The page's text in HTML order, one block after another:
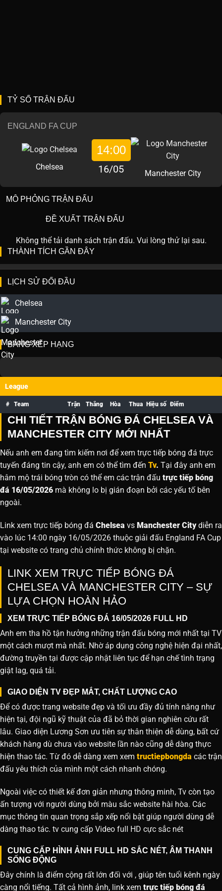
TỶ SỐ TRẬN ĐẤU
ENGLAND FA CUP
Chelsea
14:00
16/05 Manchester City
MÔ PHỎNG TRẬN ĐẤU
ĐỀ XUẤT TRẬN ĐẤU
Không thể tải danh sách trận đấu. Vui lòng thử lại sau.
THÀNH TÍCH GẦN ĐÂY
LỊCH SỬ ĐỐI ĐẦU
Chelsea
Manchester City
BẢNG XẾP HẠNG
League
# Team Trận Thắng Hòa Thua Hiệu số Điểm
CHI TIẾT TRẬN BÓNG ĐÁ CHELSEA VÀ
MANCHESTER CITY MỚI NHẤT
Nếu anh em đang tìm kiếm nơi để xem trực tiếp bóng đá trực
tuyến đáng tin cậy, anh em có thể tìm đến Tv. Tại đây anh em
hâm mộ trái bóng tròn có thể em các trận đấu trực tiếp bóng
đá 16/05/2026 mà không lo bị gián đoạn bởi các yếu tố bên
ngoài.
Link xem trực tiếp bóng đá Chelsea vs Manchester Citydiễn ra
vào lúc 14:00 ngày 16/05/2026 thuộc giải đấu England FA Cup
tại website có trang chủ chính thức không bị chặn.
LINK XEM TRỰC TIẾP BÓNG ĐÁ
CHELSEA VÀ MANCHESTER CITY – SỰ
LỰA CHỌN HOÀN HẢO
XEM TRỰC TIẾP BÓNG ĐÁ 16/05/2026 FULL HD
Anh em tha hồ tận hưởng những trận đấu bóng mới nhất tại TV
một cách mượt mà nhất. Nhờ áp dụng công nghệ hiện đại nhất,
đường truyền tại được cập nhật liên tục để hạn chế tình trạng
giật lag, quá tải.
GIAO DIỆN TV ĐẸP MẮT, CHẤT LƯỢNG CAO
Để có được trang website đẹp và tối ưu đầy đủ tính năng như
hiện tại, đội ngũ kỹ thuật của đã bỏ thời gian nghiên cứu rất
lâu. Giao diện Lương Sơn ưu tiên sự thân thiện dễ dùng, bất cứ
khách hàng dù chưa vào website lần nào cũng dễ dàng thực
hiện thao tác. Từ đó dễ dàng xem xem tructiepbongda các trận
đấu yêu thích của mình một cách nhanh chóng.
Ngoài việc có thiết kế đơn giản nhưng thông minh, Tv còn tạo
ấn tượng với người dùng bởi màu sắc website hài hòa. Các
mục thông tin quan trọng sắp xếp nổi bật giúp người dùng dễ
dàng thao tác. tv cung cấp Video full HD cực sắc nét
CUNG CẤP HÌNH ẢNH FULL HD SẮC NÉT, ÂM THANH
SỐNG ĐỘNG
Đây chính là điểm cộng rất lớn đối với , giúp tên tuổi kênh ngày
càng nổi tiếng. Tất cả hình ảnh, link xem trực tiếp bóng đá